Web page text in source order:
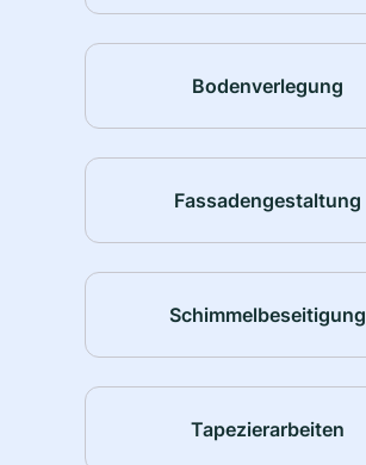
Bodenverlegung
Fassadengestaltung
Schimmelbeseitigung
Tapezierarbeiten